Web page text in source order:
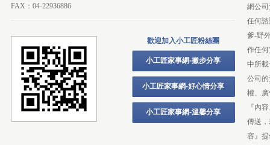
FAX：04-22936886
歡迎加入小工匠粉絲團
小工匠家事網-撇步分享
小工匠家事網-好心情分享
小工匠家事網-溫馨分享
網公
任何
爹-野
作任
中所
公司
權、
『內
傳送
容』